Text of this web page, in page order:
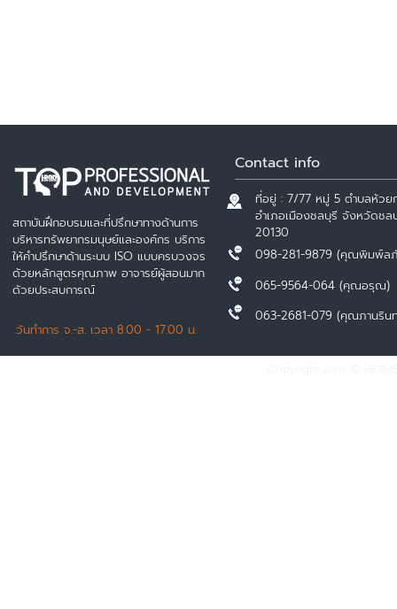
สถาบันฝึกอบรมและที่ปรึกษาทางด้านการ
บริหารทรัพยากรมนุษย์และองค์กร บริการ
ให้คำปรึกษาด้านระบบ ISO แบบครบวงจร
ด้วยหลักสูตรคุณภาพ อาจารย์ผู้สอนมาก
ด้วยประสบการณ์
วันทำการ จ.-ส. เวลา 8.00 - 17.00 น.
Contact info
ที่อยู่ : 7/77 หมู่ 5 ตำบลห้วย
อำเภอเมืองชลบุรี จังหวัดชล
20130
098-281-9879 (คุณพิมพ์ล
065-9564-064 (คุณอรุณ)
063-2681-079 (คุณภานริน